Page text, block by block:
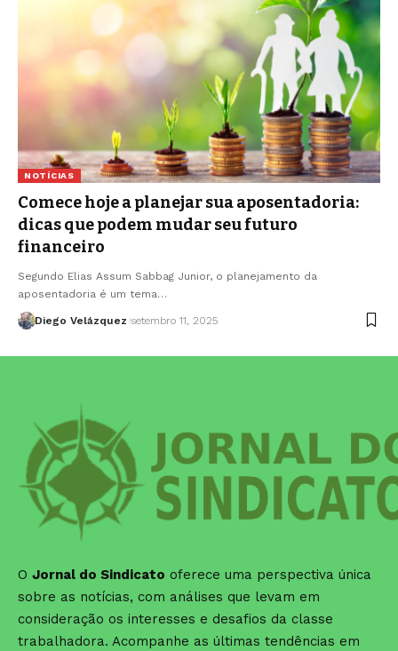
NOTÍCIAS
Comece hoje a planejar sua aposentadoria:
dicas que podem mudar seu futuro
financeiro
Segundo Elias Assum Sabbag Junior, o planejamento da
aposentadoria é um tema…
Diego Velázquez setembro 11, 2025
O Jornal do Sindicato oferece uma perspectiva única
sobre as notícias, com análises que levam em
consideração os interesses e desafios da classe
trabalhadora. Acompanhe as últimas tendências em